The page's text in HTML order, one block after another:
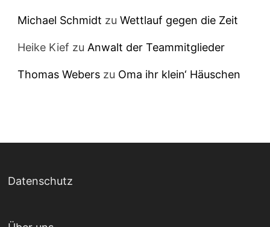
Michael Schmidt zuWettlauf gegen die Zeit
Heike Kief zu Anwalt der Teammitglieder
Thomas Webers zu Oma ihr klein‘ Häuschen
Datenschutz